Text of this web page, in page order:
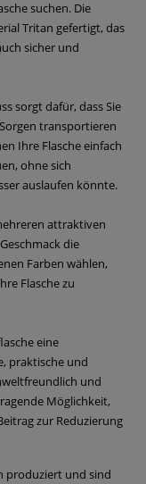
suchen. Die
Tritan gefertigt, das
sicher und
sorgt dafür, dass Sie
transportieren
Ihre Flasche einfach
ohne sich
auslaufen könnte.
attraktiven
die
Farben wählen,
Flasche zu
eine
praktische und
und
Möglichkeit,
zur Reduzierung
produziert und sind